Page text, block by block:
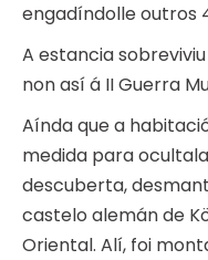
engadíndolle outros
A estancia
non así á II Guerra
Aínda que a
medida para
descuberta,
castelo alemán de
Oriental. Alí, foi